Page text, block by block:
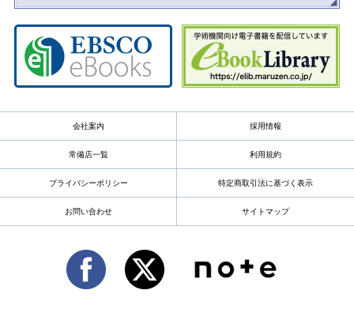
会社案内 採用情報
常備店一覧 利用規約
プライバシーポリシー 特定商取引法に基づく表示
お問い合わせ サイトマップ